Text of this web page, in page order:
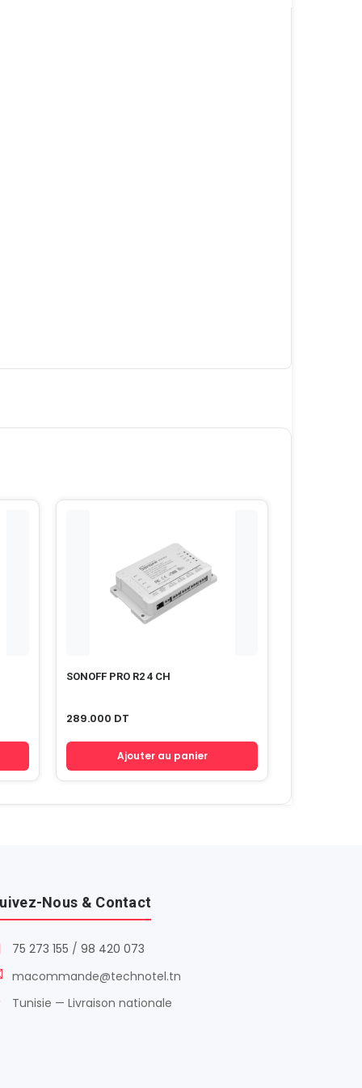
SONOFF PRO R2 4 CH
289.000 DT
Ajouter au panier
Nous & Contact
75 273 155 / 98 420 073
macommande@technotel.tn
Tunisie — Livraison nationale